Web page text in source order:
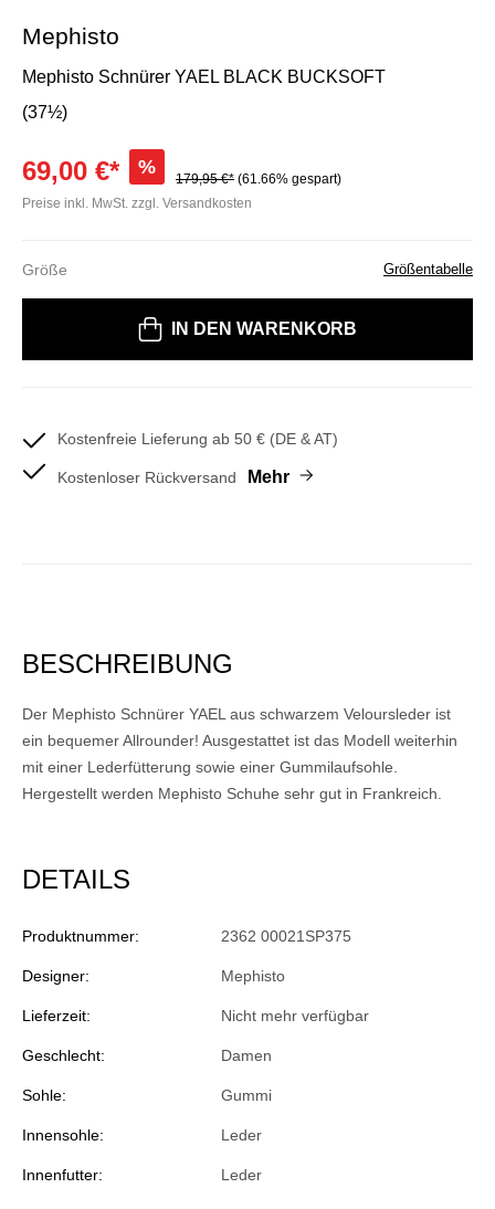
Mephisto
Mephisto Schnürer YAEL BLACK BUCKSOFT
(37½)
69,00 €* %
179,95 €* (61.66% gespart)
Preise inkl. MwSt. zzgl. Versandkosten
Größe Größentabelle
IN DEN WARENKORB
Kostenfreie Lieferung ab 50 € (DE & AT)
Kostenloser Rückversand Mehr
BESCHREIBUNG
Der Mephisto Schnürer YAEL aus schwarzem Veloursleder ist
ein bequemer Allrounder! Ausgestattet ist das Modell weiterhin
mit einer Lederfütterung sowie einer Gummilaufsohle.
Hergestellt werden Mephisto Schuhe sehr gut in Frankreich.
DETAILS
Produktnummer: 2362 00021SP375
Designer: Mephisto
Lieferzeit: Nicht mehr verfügbar
Geschlecht: Damen
Sohle: Gummi
Innensohle: Leder
Innenfutter: Leder